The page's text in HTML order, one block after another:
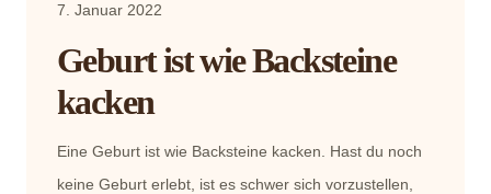
7. Januar 2022
Geburt ist wie Backsteine
kacken
Eine Geburt ist wie Backsteine kacken. Hast du noch
keine Geburt erlebt, ist es schwer sich vorzustellen,